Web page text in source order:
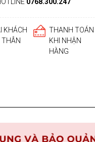
KHÁCH
THÂN
THANH TOÁN
KHI NHẬN
HÀNG